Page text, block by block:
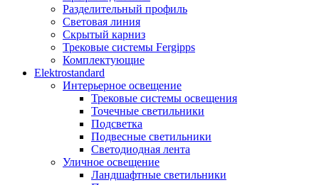
Разделительный профиль
Световая линия
Скрытый карниз
Трековые системы Fergipps
Комплектующие
Elektrostandard
Интерьерное освещение
Трековые системы освещения
Точечные светильники
Подсветка
Подвесные светильники
Светодиодная лента
Уличное освещение
Ландшафтные светильники